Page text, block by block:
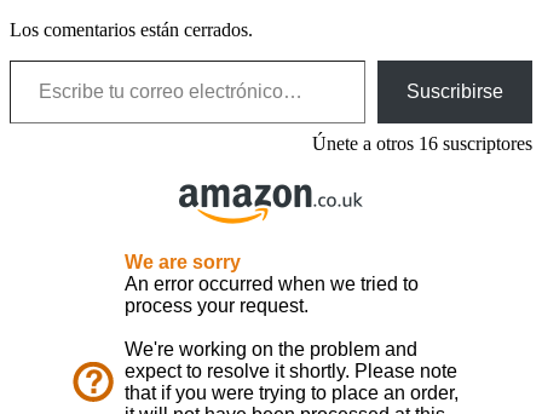
Los comentarios están cerrados.
Escribe tu correo electrónico…
Suscribirse
Únete a otros 16 suscriptores